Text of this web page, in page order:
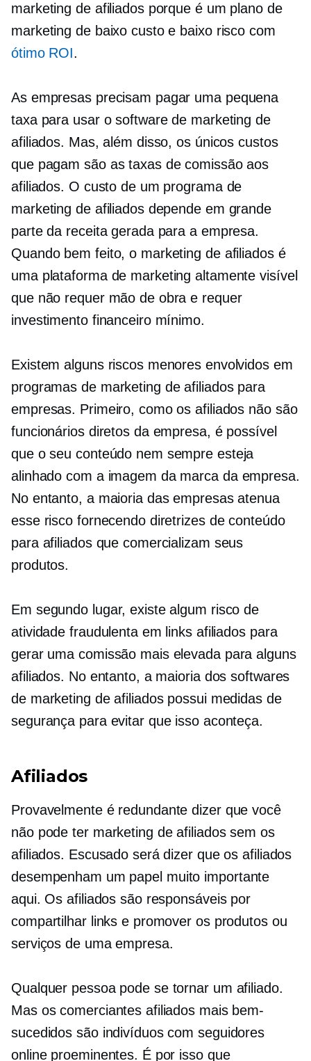
marketing de afiliados porque é um plano de
marketing de baixo custo e baixo risco com
ótimo ROI.
As empresas precisam pagar uma pequena
taxa para usar o software de marketing de
afiliados. Mas, além disso, os únicos custos
que pagam são as taxas de comissão aos
afiliados. O custo de um programa de
marketing de afiliados depende em grande
parte da receita gerada para a empresa.
Quando bem feito, o marketing de afiliados é
uma plataforma de marketing altamente visível
que não requer mão de obra e requer
investimento financeiro mínimo.
Existem alguns riscos menores envolvidos em
programas de marketing de afiliados para
empresas. Primeiro, como os afiliados não são
funcionários diretos da empresa, é possível
que o seu conteúdo nem sempre esteja
alinhado com a imagem da marca da empresa.
No entanto, a maioria das empresas atenua
esse risco fornecendo diretrizes de conteúdo
para afiliados que comercializam seus
produtos.
Em segundo lugar, existe algum risco de
atividade fraudulenta em links afiliados para
gerar uma comissão mais elevada para alguns
afiliados. No entanto, a maioria dos softwares
de marketing de afiliados possui medidas de
segurança para evitar que isso aconteça.
Afiliados
Provavelmente é redundante dizer que você
não pode ter marketing de afiliados sem os
afiliados. Escusado será dizer que os afiliados
desempenham um papel muito importante
aqui. Os afiliados são responsáveis ​​por
compartilhar links e promover os produtos ou
serviços de uma empresa.
Qualquer pessoa pode se tornar um afiliado.
Mas os comerciantes afiliados mais bem-
sucedidos são indivíduos com seguidores
online proeminentes. É por isso que